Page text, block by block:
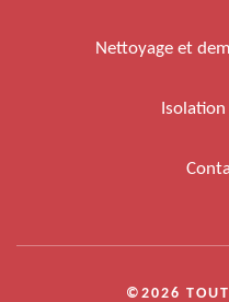
Nettoyage et
©2026 TOUT